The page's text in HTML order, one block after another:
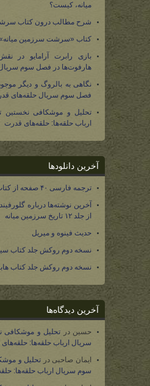
میانه، کیست؟
شرح مطالب درون کتاب
کتاب «سرشت سرزمین
بازی رابرت آرامایو در
هارفوت‌ها در فصل سوم سریال
نگاهی به بالروگ و دیگر
فصل سوم سریال حلقه‌های
تحلیل و موشکافی
ارباب حلقه‌ها: حلقه‌های قدرت
آخرین دانلودها
ترجمه فارسی ۴۰ صفحه از کتاب «سقوط نومه‌نور»
آخرین نوشته‌ها درباره
از جلد ۱۲ تاریخ سرزمین میانه
حدیث فینوه و میریل
نسخه دوم روکش جلد کتاب
نسخه دوم روکش جلد کتاب
آخرین دیدگاه‌ها
حسین در تحلیل و موشکافی
سریال ارباب حلقه‌ها:
ایمان صاحبی در تحلیل و
سوم سریال ارباب حلقه‌ها: